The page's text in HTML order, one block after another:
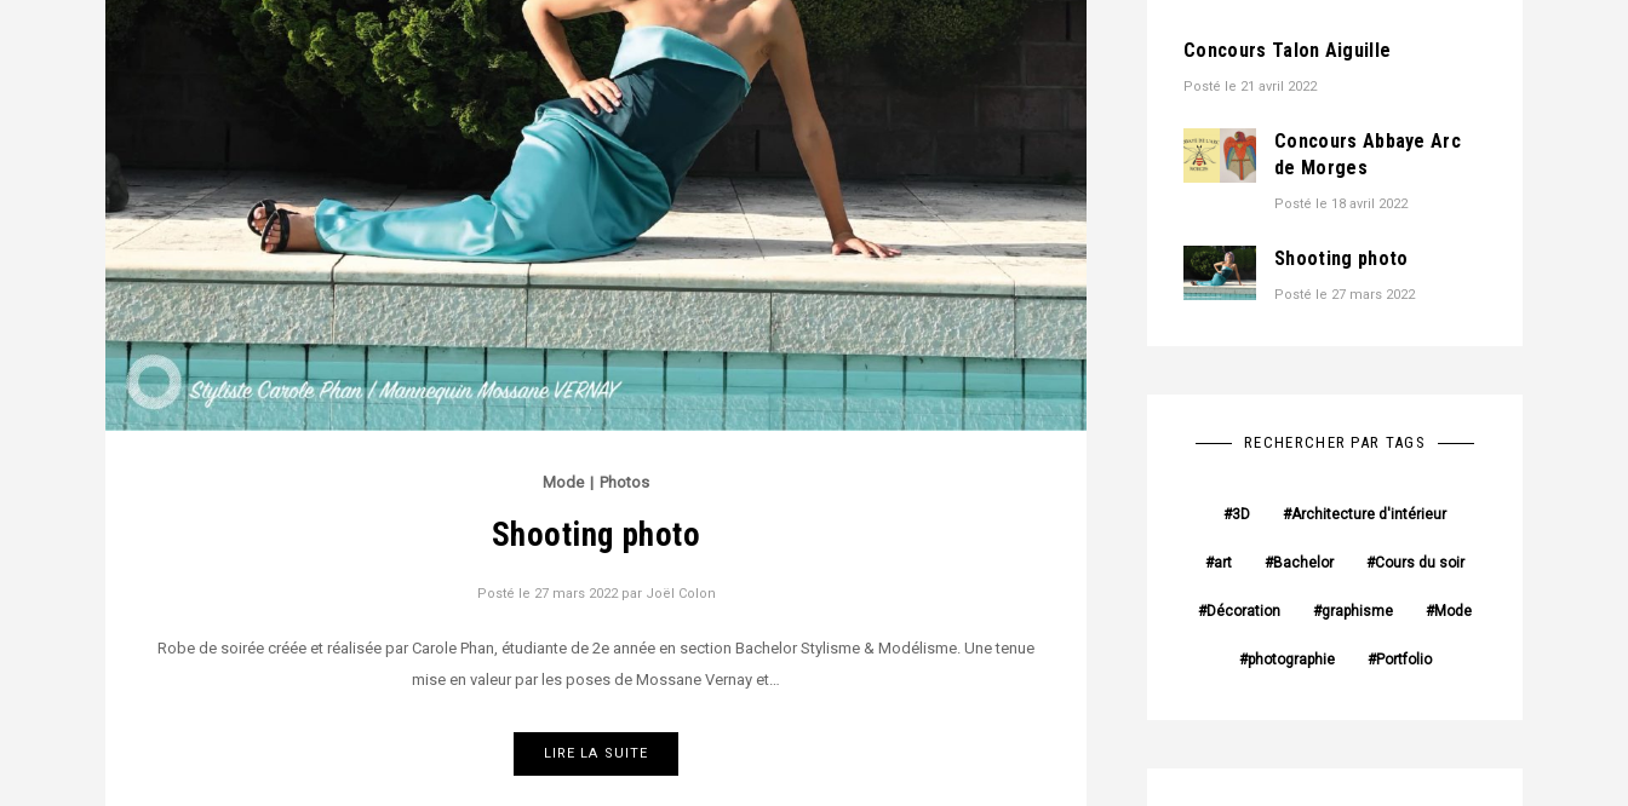
Mode | Photos
Shooting photo
Posté le 27 mars 2022 par Joël Colon
Robe de soirée créée et réalisée par Carole Phan, étudiante de 2e année en section Bachelor Stylisme & Modélisme. Une tenue
mise en valeur par les poses de Mossane Vernay et…
LIRE LA SUITE
Concours Talon Aiguille
Posté le 21 avril 2022
Concours Abbaye Arc
de Morges
Posté le 18 avril 2022
Shooting photo
Posté le 27 mars 2022
RECHERCHER PAR TAGS
3D Architecture d'intérieur
art Bachelor Cours du soir
Décoration graphisme Mode
photographie Portfolio